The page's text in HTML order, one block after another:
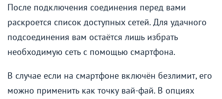
После подключения соединения перед вами
раскроется список доступных сетей. Для удачного
подсоединения вам остаётся лишь избрать
необходимую сеть с помощью смартфона.
В случае если на смартфоне включён безлимит, его
можно применить как точку вай-фай. В опциях